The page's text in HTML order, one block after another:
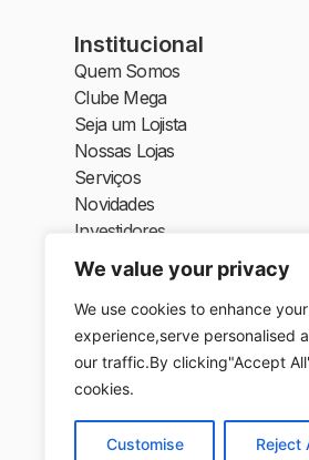
We value your privacy
We use cookies to enhance
experience,serve personalised
our traffic.By clicking"Accept
cookies.
Customise Reject
Institucional
Quem Somos
Clube Mega
Seja um Lojista
Nossas Lojas
Serviços
Novidades
Investidores